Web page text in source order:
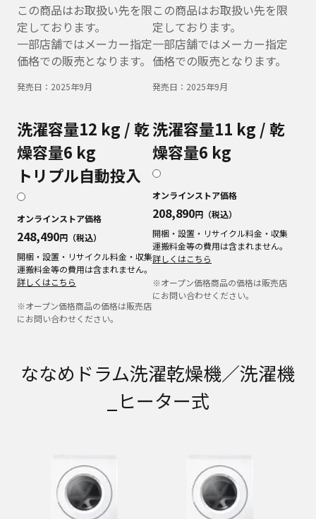
この商品はお取扱い先を限
定しております。
一部店舗ではメーカー指定
価格での販売となります。
発売日： 2025年9月
洗濯容量12 kg / 乾
燥容量6 kg
トリプル自動投入
オンラインストア価格
248,490円（税込）
開梱・設置・リサイクル料金・収集
運搬料金等の費用は含まれません。
詳しくはこちら
※オープン価格商品の価格は販売店
にお問い合わせください。
この商品はお取扱い先を限
定しております。
一部店舗ではメーカー指定
価格での販売となります。
発売日： 2025年9月
洗濯容量11 kg / 乾
燥容量6 kg
オンラインストア価格
208,890円（税込）
開梱・設置・リサイクル料金・収集
運搬料金等の費用は含まれません。
詳しくはこちら
※オープン価格商品の価格は販売店
にお問い合わせください。
ななめドラム洗濯乾燥機／洗濯機
_ヒーター式